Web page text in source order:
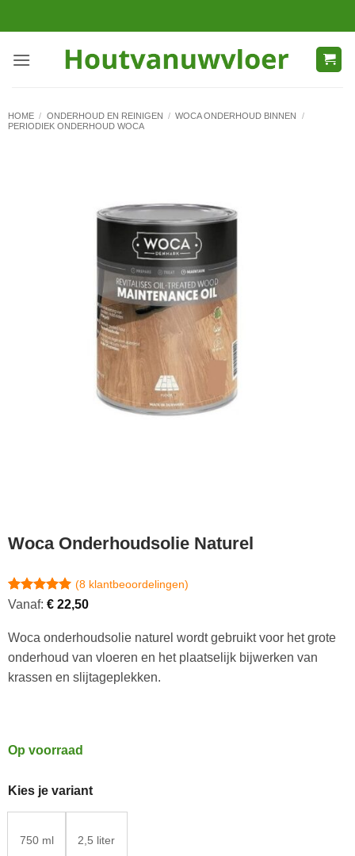
naar
HOME / ONDERHOUD EN REINIGEN / WOCA ONDERHOUD BINNEN
/
PERIODIEK ONDERHOUD WOCA
Woca Onderhoudsolie Naturel
Gewaardeerd
op
8
klantbeoordelingen
(8klantbeoordelingen)
Vanaf: €22,50
Woca onderhoudsolie naturel wordt gebruikt voor het grote
onderhoud van vloeren en het plaatselijk bijwerken van
krassen en slijtageplekken.
Op voorraad
Kies je variant
750 ml 2,5 liter